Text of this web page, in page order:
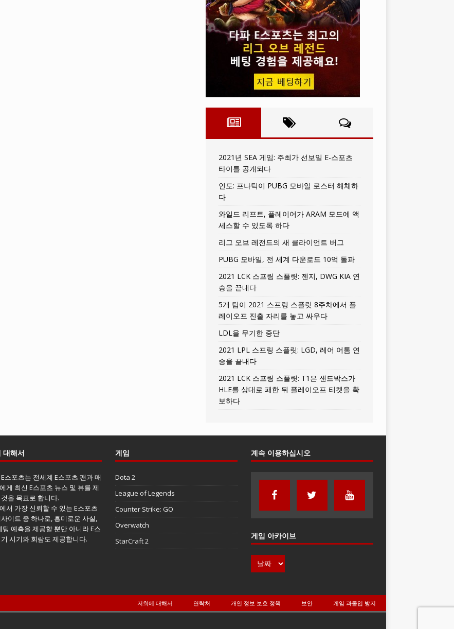
2021년 SEA 게임: 주최가 선보일 E-스포츠
타이틀 공개되다
인도: 프나틱이 PUBG 모바일 로스터 해체하
다
와일드 리프트, 플레이어가 ARAM 모드에 액
세스할 수 있도록 하다
리그 오브 레전드의 새 클라이언트 버그
PUBG 모바일, 전 세계 다운로드 10억 돌파
2021 LCK 스프링 스플릿: 젠지, DWG KIA 연
승을 끝내다
5개 팀이 2021 스프링 스플릿 8주차에서 플
레이오프 진출 자리를 놓고 싸우다
LDL을 무기한 중단
2021 LPL 스프링 스플릿: LGD, 레어 어톰 연
승을 끝내다
2021 LCK 스프링 스플릿: T1은 샌드박스가
HLE를 상대로 패한 뒤 플레이오프 티켓을 확
보하다
대해서
스포츠는 전세계 E스포츠 팬과 매
게 최신 E스포츠 뉴스 및 뷰를 제
을 목표로 합니다.
서 가장 신뢰할 수 있는 E스포츠
이트 중 하나로, 흥미로운 사실,
팅 예측을 제공할 뿐만 아니라 E스
시기와 회람도 제공합니다.
게임
Dota 2
League of Legends
Counter Strike: GO
Overwatch
StarCraft 2
계속 이용하십시오
게임 아카이브
저희에 대해서 연락처 개인 정보 보호 정책 보안 게임 과몰입 방지